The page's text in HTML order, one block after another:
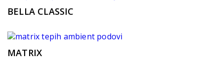
BELLA CLASSIC
MATRIX